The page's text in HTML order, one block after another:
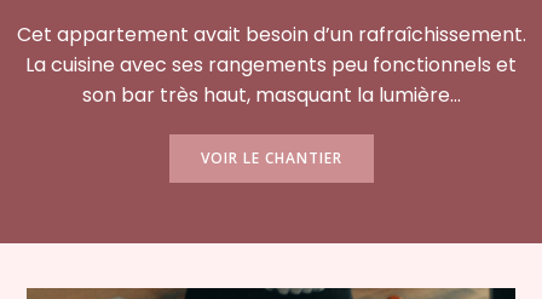
Cet appartement avait besoin d’un rafraîchissement.
La cuisine avec ses rangements peu fonctionnels et
son bar très haut, masquant la lumière…
VOIR LE CHANTIER